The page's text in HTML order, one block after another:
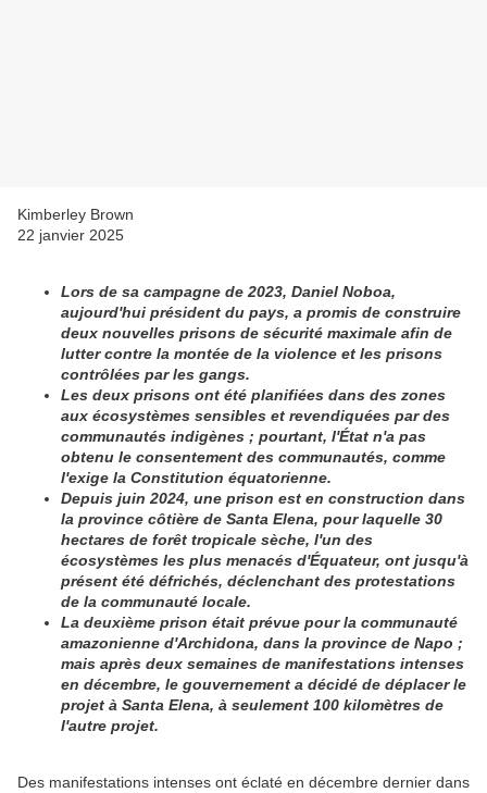
Kimberley Brown
22 janvier 2025
Lors de sa campagne de 2023, Daniel Noboa,
aujourd'hui président du pays, a promis de construire
deux nouvelles prisons de sécurité maximale afin de
lutter contre la montée de la violence et les prisons
contrôlées par les gangs.
Les deux prisons ont été planifiées dans des zones
aux écosystèmes sensibles et revendiquées par des
communautés indigènes ; pourtant, l'État n'a pas
obtenu le consentement des communautés, comme
l'exige la Constitution équatorienne.
Depuis juin 2024, une prison est en construction dans
la province côtière de Santa Elena, pour laquelle 30
hectares de forêt tropicale sèche, l'un des
écosystèmes les plus menacés d'Équateur, ont jusqu'à
présent été défrichés, déclenchant des protestations
de la communauté locale.
La deuxième prison était prévue pour la communauté
amazonienne d'Archidona, dans la province de Napo ;
mais après deux semaines de manifestations intenses
en décembre, le gouvernement a décidé de déplacer le
projet à Santa Elena, à seulement 100 kilomètres de
l'autre projet.
Des manifestations intenses ont éclaté en décembre dernier dans